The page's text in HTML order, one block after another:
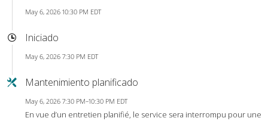
May 6, 2026 10:30 PM EDT
Iniciado
May 6, 2026 7:30 PM EDT
Mantenimiento planificado
May 6, 2026 7:30 PM–10:30 PM EDT
En vue d’un entretien planifié, le service sera interrompu pour une